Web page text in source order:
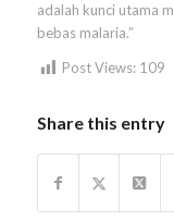
adalah kunci utama
bebas malaria.”
Post Views: 109
Share this entry